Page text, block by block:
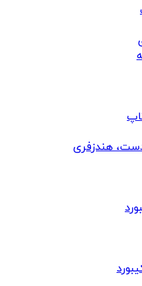
هندزفری